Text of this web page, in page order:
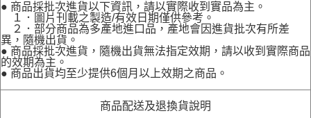
● 商品採批次進貨以下資訊，請以實際收到實品為主。
１．圖片刊載之製造/有效日期僅供參考。
２．部分商品為多產地進口品，產地會因進貨批次有所差
異，隨機出貨。
● 商品採批次進貨，隨機出貨無法指定效期，請以收到實際商品
的效期為主。
● 商品出貨均至少提供6個月以上效期之商品。
商品配送及退換貨說明